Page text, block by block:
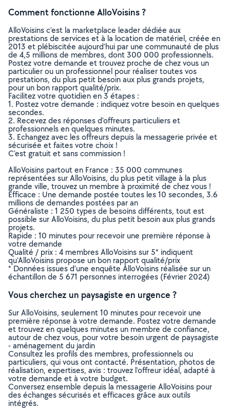
Comment fonctionne AlloVoisins ?
AlloVoisins c’est la marketplace leader dédiée aux
prestations de services et à la location de matériel, créée en
2013 et plébiscitée aujourd’hui par une communauté de plus
de 4,5 millions de membres, dont 300 000 professionnels.
Postez votre demande et trouvez proche de chez vous un
particulier ou un professionnel pour réaliser toutes vos
prestations, du plus petit besoin aux plus grands projets,
pour un bon rapport qualité/prix.
Facilitez votre quotidien en 3 étapes :
1. Postez votre demande : indiquez votre besoin en quelques
secondes.
2. Recevez des réponses d’offreurs particuliers et
professionnels en quelques minutes.
3. Echangez avec les offreurs depuis la messagerie privée et
sécurisée et faites votre choix !
C’est gratuit et sans commission !
AlloVoisins partout en France : 35 000 communes
représentées sur AlloVoisins, du plus petit village à la plus
grande ville, trouvez un membre à proximité de chez vous !
Efficace : Une demande postée toutes les 10 secondes, 3.6
millions de demandes postées par an
Généraliste : 1 250 types de besoins différents, tout est
possible sur AlloVoisins, du plus petit besoin aux plus grands
projets.
Rapide : 10 minutes pour recevoir une première réponse à
votre demande
Qualité / prix : 4 membres AlloVoisins sur 5* indiquent
qu’AlloVoisins propose un bon rapport qualité/prix
* Données issues d’une enquête AlloVoisins réalisée sur un
échantillon de 5 671 personnes interrogées (Février 2024)
Vous cherchez un paysagiste en urgence ?
Sur AlloVoisins, seulement 10 minutes pour recevoir une
première réponse à votre demande. Postez votre demande
et trouvez en quelques minutes un membre de confiance,
autour de chez vous, pour votre besoin urgent de paysagiste
- aménagement du jardin
Consultez les profils des membres, professionnels ou
particuliers, qui vous ont contacté. Présentation, photos de
réalisation, expertises, avis : trouvez l'offreur idéal, adapté à
votre demande et à votre budget.
Conversez ensemble depuis la messagerie AlloVoisins pour
des échanges sécurisés et efficaces grâce aux outils
intégrés.